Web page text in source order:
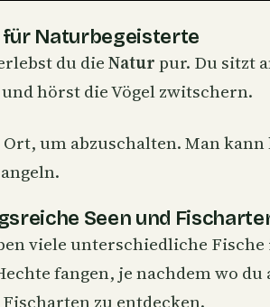
für Naturbegeisterte
du dieNatur pur. Du sitzt
hörst die Vögel zwitschern.
um abzuschalten. Man
Seen und
viele unterschiedliche
fangen, je nachdem wo du
zu entdecken.